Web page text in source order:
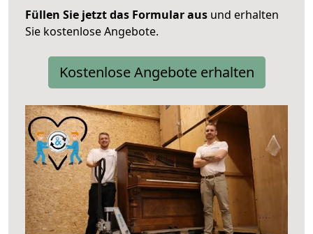
Füllen Sie jetzt das Formular aus und erhalten
Sie kostenlose Angebote.
Kostenlose Angebote erhalten